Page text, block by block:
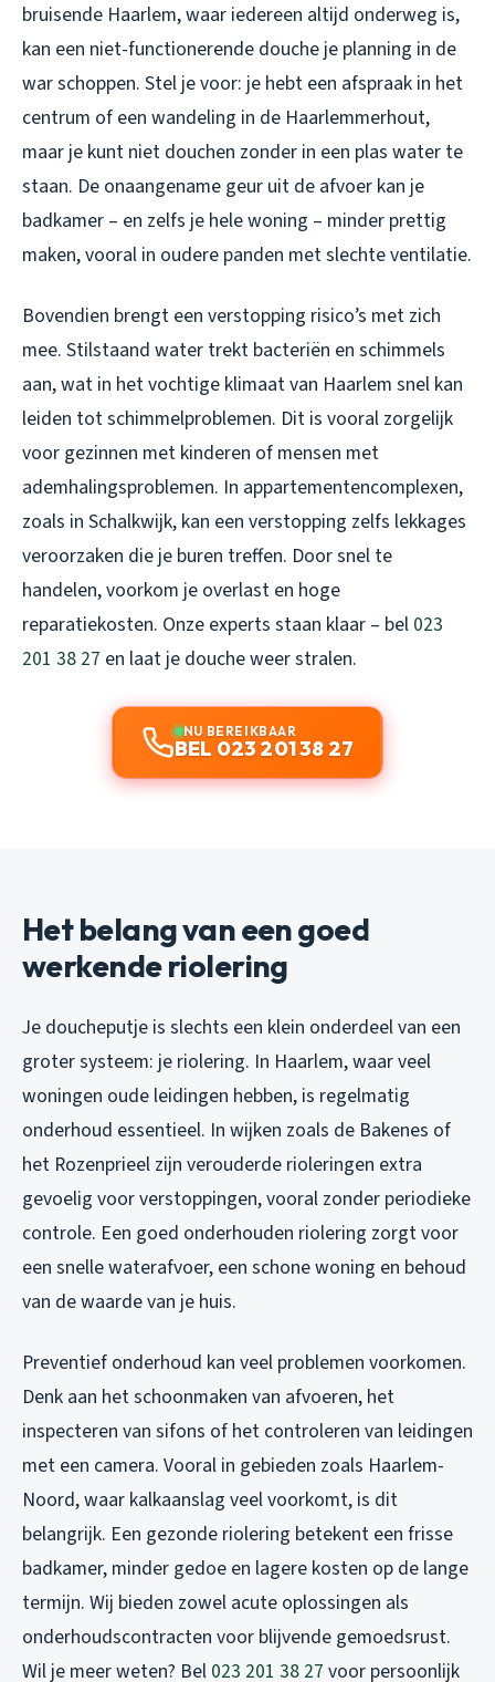
bruisende Haarlem, waar iedereen altijd onderweg is,
kan een niet-functionerende douche je planning in de
war schoppen. Stel je voor: je hebt een afspraak in het
centrum of een wandeling in de Haarlemmerhout,
maar je kunt niet douchen zonder in een plas water te
staan. De onaangename geur uit de afvoer kan je
badkamer – en zelfs je hele woning – minder prettig
maken, vooral in oudere panden met slechte ventilatie.
Bovendien brengt een verstopping risico’s met zich
mee. Stilstaand water trekt bacteriën en schimmels
aan, wat in het vochtige klimaat van Haarlem snel kan
leiden tot schimmelproblemen. Dit is vooral zorgelijk
voor gezinnen met kinderen of mensen met
ademhalingsproblemen. In appartementencomplexen,
zoals in Schalkwijk, kan een verstopping zelfs lekkages
veroorzaken die je buren treffen. Door snel te
handelen, voorkom je overlast en hoge
reparatiekosten. Onze experts staan klaar – bel 023
201 38 27 en laat je douche weer stralen.
NU BEREIKBAAR
BEL 023 201 38 27
Het belang van een goed
werkende riolering
Je doucheputje is slechts een klein onderdeel van een
groter systeem: je riolering. In Haarlem, waar veel
woningen oude leidingen hebben, is regelmatig
onderhoud essentieel. In wijken zoals de Bakenes of
het Rozenprieel zijn verouderde rioleringen extra
gevoelig voor verstoppingen, vooral zonder periodieke
controle. Een goed onderhouden riolering zorgt voor
een snelle waterafvoer, een schone woning en behoud
van de waarde van je huis.
Preventief onderhoud kan veel problemen voorkomen.
Denk aan het schoonmaken van afvoeren, het
inspecteren van sifons of het controleren van leidingen
met een camera. Vooral in gebieden zoals Haarlem-
Noord, waar kalkaanslag veel voorkomt, is dit
belangrijk. Een gezonde riolering betekent een frisse
badkamer, minder gedoe en lagere kosten op de lange
termijn. Wij bieden zowel acute oplossingen als
onderhoudscontracten voor blijvende gemoedsrust.
Wil je meer weten? Bel 023 201 38 27 voor persoonlijk